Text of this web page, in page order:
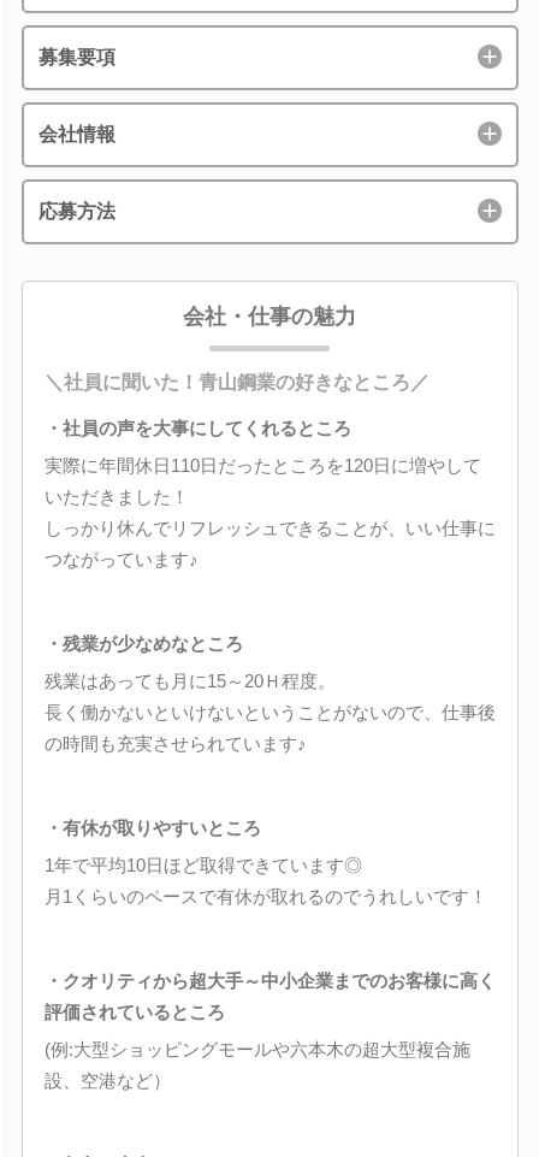
募集要項
会社情報
応募方法
会社・仕事の魅力
＼社員に聞いた！青山鋼業の好きなところ／
・社員の声を大事にしてくれるところ
実際に年間休日110日だったところを120日に増やして
いただきました！
しっかり休んでリフレッシュできることが、いい仕事に
つながっています♪
・残業が少なめなところ
残業はあっても月に15～20Ｈ程度。
長く働かないといけないということがないので、仕事後
の時間も充実させられています♪
・有休が取りやすいところ
1年で平均10日ほど取得できています◎
月1くらいのペースで有休が取れるのでうれしいです！
・クオリティから超大手～中小企業までのお客様に高く
評価されているところ
(例:大型ショッピングモールや六本木の超大型複合施
設、空港など）